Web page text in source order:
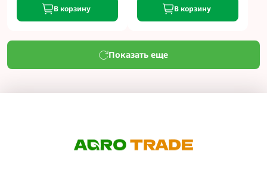
В корзину В корзину
Показать еще